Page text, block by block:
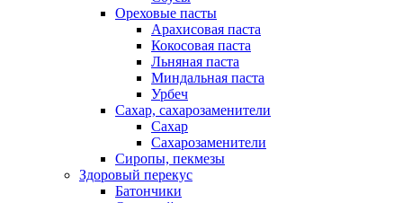
Ореховые пасты
Арахисовая паста
Кокосовая паста
Льняная паста
Миндальная паста
Урбеч
Сахар, сахарозаменители
Сахар
Сахарозаменители
Сиропы, пекмезы
Здоровый перекус
Батончики